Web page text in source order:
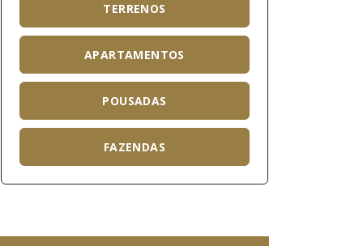
TERRENOS
APARTAMENTOS
POUSADAS
FAZENDAS